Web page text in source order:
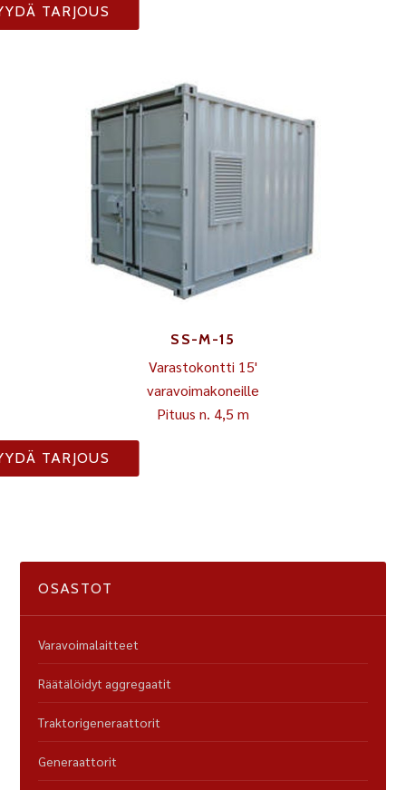
TARJOUS
SS-M-15
Varastokontti 15'
varavoimakoneille
Pituus n. 4,5 m
TARJOUS
OSASTOT
Varavoimalaitteet
Räätälöidyt aggregaatit
Traktorigeneraattorit
Generaattorit